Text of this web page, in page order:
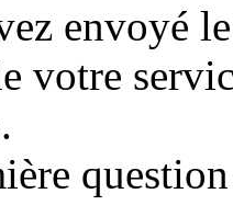
envoyé
votre